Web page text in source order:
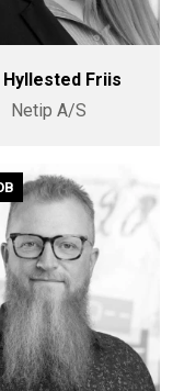
Hyllested Friis
Netip A/S